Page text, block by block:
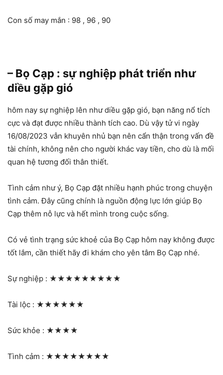
Con số may mắn : 98 , 96 , 90
– Bọ Cạp : sự nghiệp phát triển như
diều gặp gió
hôm nay sự nghiệp lên như diều gặp gió, bạn năng nổ tích
cực và đạt được nhiều thành tích cao. Dù vậy tử vi ngày
16/08/2023 vẫn khuyên nhủ bạn nên cẩn thận trong vấn đề
tài chính, không nên cho người khác vay tiền, cho dù là mối
quan hệ tương đối thân thiết.
Tình cảm như ý, Bọ Cạp đặt nhiều hạnh phúc trong chuyện
tình cảm. Đây cũng chính là nguồn động lực lớn giúp Bọ
Cạp thêm nỗ lực và hết mình trong cuộc sống.
Có vẻ tình trạng sức khoẻ của Bọ Cạp hôm nay không được
tốt lắm, cần thiết hãy đi khám cho yên tâm Bọ Cạp nhé.
Sự nghiệp : ★★★★★★★★★
Tài lộc : ★★★★★★
Sức khỏe : ★★★★
Tình cảm : ★★★★★★★★